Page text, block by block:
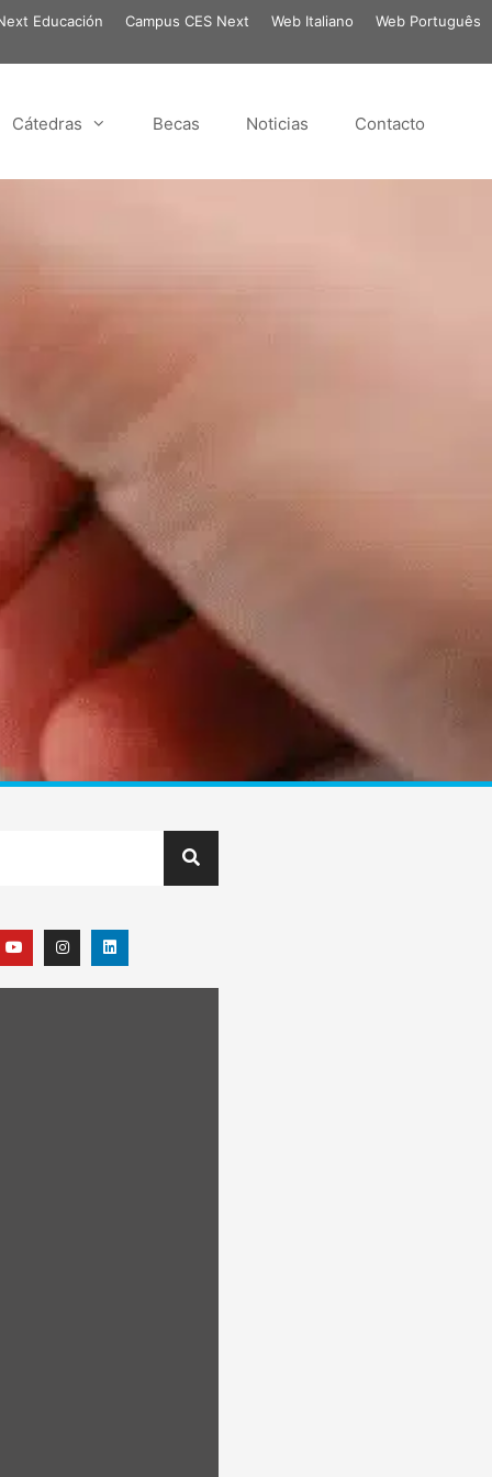
Educación Campus CES Next Web Italiano Web Português
Cátedras Becas Noticias Contacto